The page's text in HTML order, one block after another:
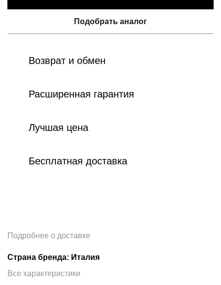
Подобрать аналог
Возврат и обмен
Расширенная гарантия
Лучшая цена
Бесплатная доставка
Подробнее о доставке
Страна бренда: Италия
Все характеристики